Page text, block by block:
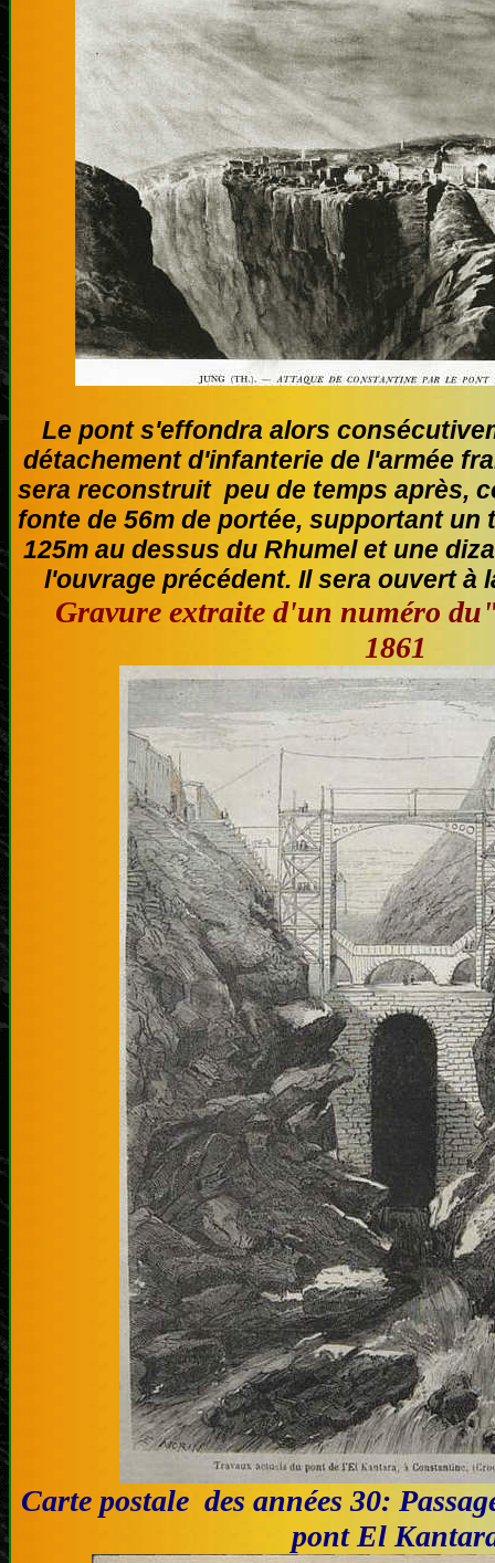
Le pont s'effondra alors
détachement d'infanterie de l'armée
sera reconstruit peu de temps après,
fonte de 56m de portée, supportant un
125m au dessus du Rhumel et une
l'ouvrage précédent. Il sera ouvert à
Gravure extraite d'un numéro
1861
Carte postale des années 30:
pont El